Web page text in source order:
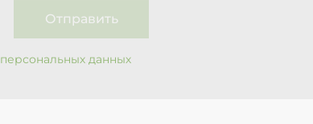
Отправить
персональных данных